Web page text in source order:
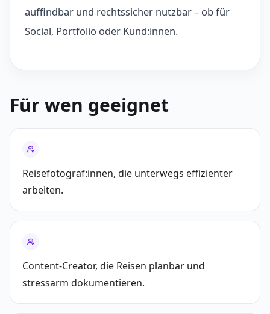
auffindbar und rechtssicher nutzbar – ob für
Social, Portfolio oder Kund:innen.
Für wen geeignet
Reisefotograf:innen, die unterwegs effizienter
arbeiten.
Content-Creator, die Reisen planbar und
stressarm dokumentieren.